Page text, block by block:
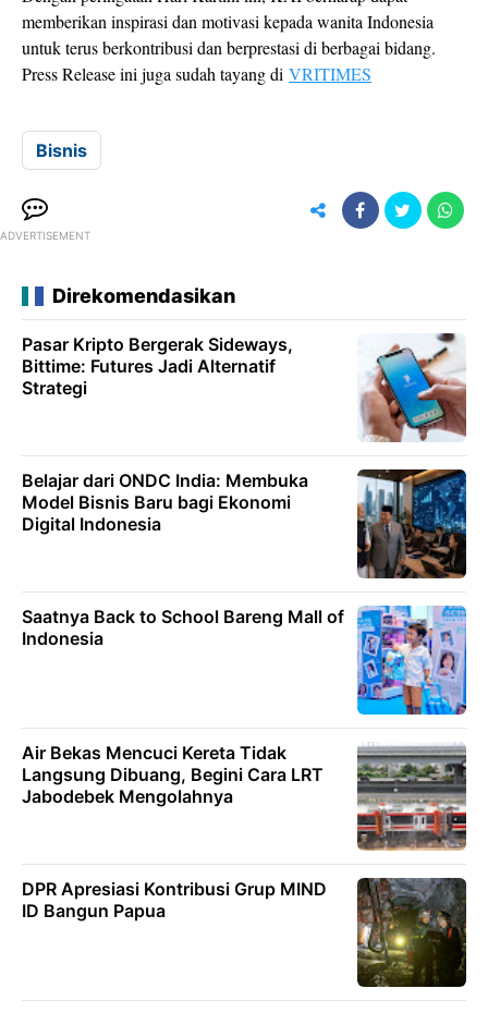
memberikan inspirasi dan motivasi kepada wanita Indonesia
untuk terus berkontribusi dan berprestasi di berbagai bidang.
Press Release ini juga sudah tayang di VRITIMES
Bisnis
ADVERTISEMENT
Direkomendasikan
Pasar Kripto Bergerak Sideways,
Bittime: Futures Jadi Alternatif
Strategi
Belajar dari ONDC India: Membuka
Model Bisnis Baru bagi Ekonomi
Digital Indonesia
Saatnya Back to School Bareng Mall of
Indonesia
Air Bekas Mencuci Kereta Tidak
Langsung Dibuang, Begini Cara LRT
Jabodebek Mengolahnya
DPR Apresiasi Kontribusi Grup MIND
ID Bangun Papua